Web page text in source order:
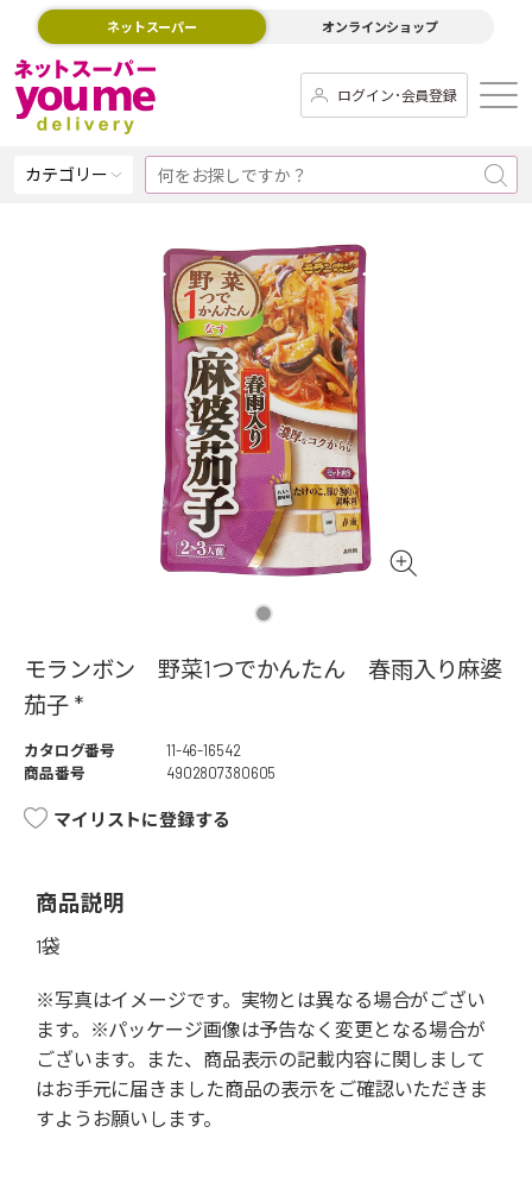
ネットスーパー オンラインショップ
ログイン･会員登録
カテゴリー
モランボン 野菜1つでかんたん 春雨入り麻婆
茄子 *
カタログ番号
11-46-16542
商品番号
4902807380605
マイリストに登録する
商品説明
1袋
※写真はイメージです。実物とは異なる場合がござい
ます。※パッケージ画像は予告なく変更となる場合が
ございます。また、商品表示の記載内容に関しまして
はお手元に届きました商品の表示をご確認いただきま
すようお願いします。